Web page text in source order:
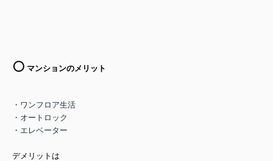
⚪️ マンションのメリット
・ワンフロア生活
・オートロック
・エレベーター
デメリットは